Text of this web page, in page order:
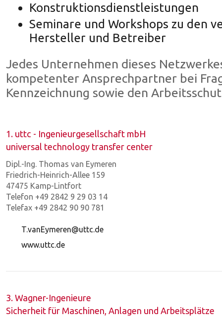
Konstruktionsdienstleistungen
Seminare und Workshops zu den
Hersteller und Betreiber
Jedes Unternehmen dieses
kompetenter Ansprechpartner bei
Kennzeichnung sowie den
1. uttc - Ingenieurgesellschaft mbH
universal technology transfer center
Dipl.-Ing. Thomas van Eymeren
Friedrich-Heinrich-Allee 159
47475 Kamp-Lintfort
Telefon +49 2842 9 29 03 14
Telefax +49 2842 90 90 781
T.vanEymeren@uttc.de
www.uttc.de
3. Wagner-Ingenieure
Sicherheit für Maschinen, Anlagen und Arbeitsplätze